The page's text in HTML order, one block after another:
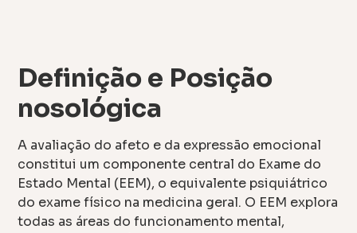
Definição e Posição
nosológica
A avaliação do afeto e da expressão emocional
constitui um componente central do Exame do
Estado Mental (EEM), o equivalente psiquiátrico
do exame físico na medicina geral. O EEM explora
todas as áreas do funcionamento mental,